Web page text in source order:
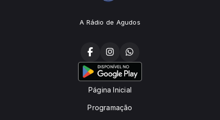
A Rádio de Agudos
Página Inicial
Programação